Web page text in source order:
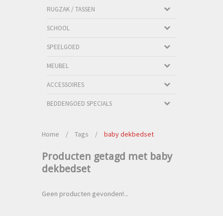
RUGZAK / TASSEN
SCHOOL
SPEELGOED
MEUBEL
ACCESSOIRES
BEDDENGOED SPECIALS
Home / Tags / baby dekbedset
Producten getagd met baby
dekbedset
Geen producten gevonden!...